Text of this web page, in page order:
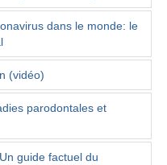
dans le monde: le
(vidéo)
parodontales et
guide factuel du